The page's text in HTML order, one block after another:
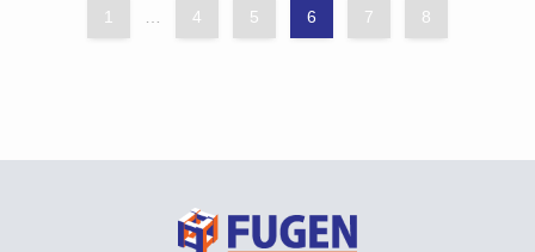
1 4 5 6 7 8